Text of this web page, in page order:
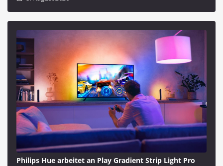
Philips Hue arbeitet an Play Gradient Strip Light Pro